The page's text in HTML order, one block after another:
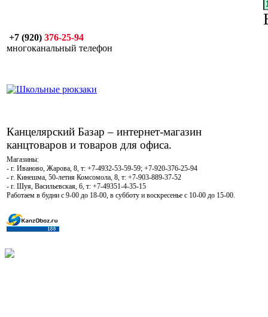
+7 (920) 376-25-94
многоканальный телефон
Канцелярский Базар – интернет-магазин
канцтоваров и товаров для офиса.
Магазины:
- г. Иваново, Жарова, 8, т: +7-4932-53-59-59; +7-920-376-25-94
- г. Кинешма, 50-летия Комсомола, 8, т: +7-903-889-37-52
- г. Шуя, Васильевская, 6, т: +7-49351-4-35-15
Работаем в будни с 9-00 до 18-00, в субботу и воскресенье с 10-00 до 15-00.